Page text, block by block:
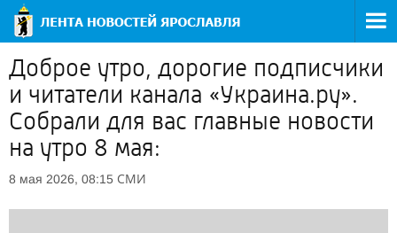
Доброе утро, дорогие подписчики
и читатели канала «Украина.ру».
Собрали для вас главные новости
на утро 8 мая:
8 мая 2026, 08:15 СМИ